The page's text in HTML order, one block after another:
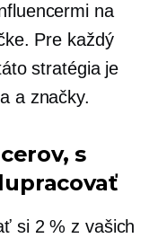
na
Pre každý
stratégia je
a značky.
s
si 2 % z vašich